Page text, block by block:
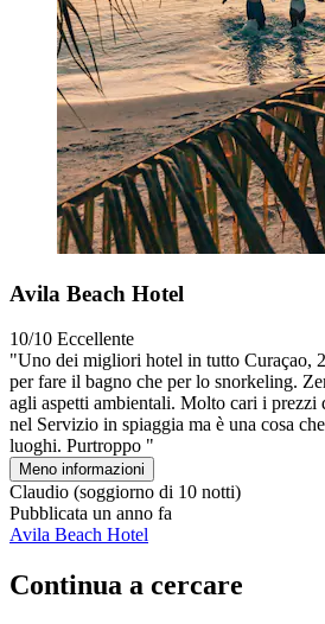
Avila Beach Hotel
10/10 Eccellente
"Uno dei migliori hotel in tutto Curaçao,
per fare il bagno che per lo snorkeling.
agli aspetti ambientali. Molto cari i prezzi
nel Servizio in spiaggia ma è una cosa
luoghi. Purtroppo "
Meno informazioni
Claudio (soggiorno di 10 notti)
Pubblicata un anno fa
Avila Beach Hotel
Continua a cercare